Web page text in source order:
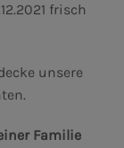
frisch
unsere
Familie